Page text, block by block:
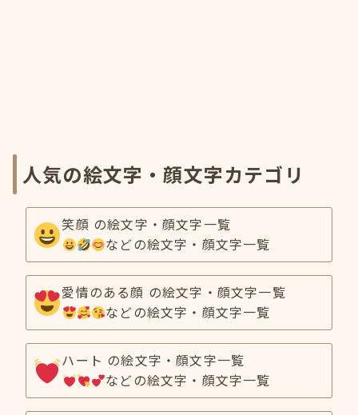
人気の絵文字・顔文字カテゴリ
笑顔 の絵文字・顔文字一覧
などの絵文字・顔文字一覧
愛情のある顔 の絵文字・顔文字一覧
などの絵文字・顔文字一覧
ハート の絵文字・顔文字一覧
などの絵文字・顔文字一覧